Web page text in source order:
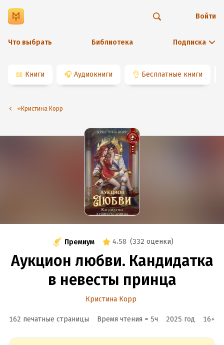
Что выбрать Библиотека Подписка
Войти
📖 Книги 🎧 Аудиокниги 👌 Бесплатные книги
⭐️Кристина Корр
Премиум 4.58 (332 оценки)
Аукцион любви. Кандидатка
в невесты принца
Кристина Корр
162 печатные страницы Время чтения ≈ 5ч 2025 год 16+